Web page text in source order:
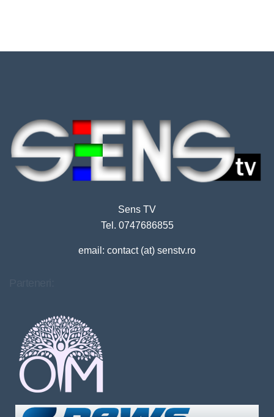
Sens TV
Tel. 0747686855
email: contact (at) senstv.ro